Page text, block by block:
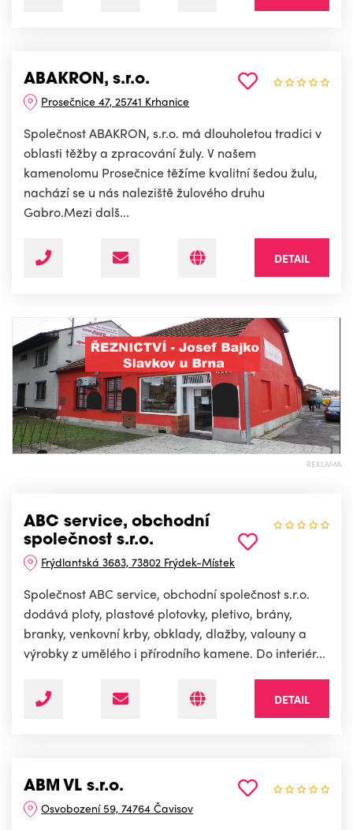
ABAKRON, s.r.o.
Prosečnice 47, 25741 Krhanice
Společnost ABAKRON, s.r.o. má dlouholetou tradici v
oblasti těžby a zpracování žuly. V našem
kamenolomu Prosečnice těžíme kvalitní šedou žulu,
nachází se u nás naleziště žulového druhu
Gabro.Mezi dalš...
DETAIL
REKLAMA
ABC service, obchodní
společnost s.r.o.
Frýdlantská 3683, 73802 Frýdek-Místek
Společnost ABC service, obchodní společnost s.r.o.
dodává ploty, plastové plotovky, pletivo, brány,
branky, venkovní krby, obklady, dlažby, valouny a
výrobky z umělého i přírodního kamene. Do interiér...
DETAIL
ABM VL s.r.o.
Osvobození 59, 74764 Čavisov